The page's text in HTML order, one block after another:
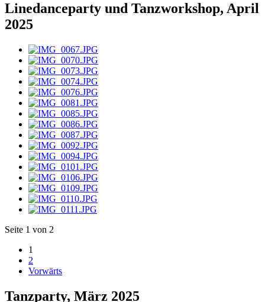
Linedanceparty und Tanzworkshop, April
2025
Seite 1 von 2
1
2
Vorwärts
Tanzparty, März 2025